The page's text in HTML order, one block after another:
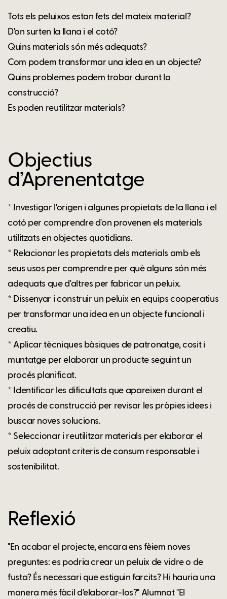
Tots els peluixos estan fets del mateix material?
D'on surten la llana i el cotó?
Quins materials són més adequats?
Com podem transformar una idea en un objecte?
Quins problemes podem trobar durant la
construcció?
Es poden reutilitzar materials?
Objectius
d’Aprenentatge
* Investigar l'origen i algunes propietats de la llana i el
cotó per comprendre d'on provenen els materials
utilitzats en objectes quotidians.
* Relacionar les propietats dels materials amb els
seus usos per comprendre per què alguns són més
adequats que d'altres per fabricar un peluix.
* Dissenyar i construir un peluix en equips cooperatius
per transformar una idea en un objecte funcional i
creatiu.
* Aplicar tècniques bàsiques de patronatge, cosit i
muntatge per elaborar un producte seguint un
procés planificat.
* Identificar les dificultats que apareixen durant el
procés de construcció per revisar les pròpies idees i
buscar noves solucions.
* Seleccionar i reutilitzar materials per elaborar el
peluix adoptant criteris de consum responsable i
sostenibilitat.
Reflexió
"En acabar el projecte, encara ens fèiem noves
preguntes: es podria crear un peluix de vidre o de
fusta? És necessari que estiguin farcits? Hi hauria una
manera més fàcil d'elaborar-los?" Alumnat "El